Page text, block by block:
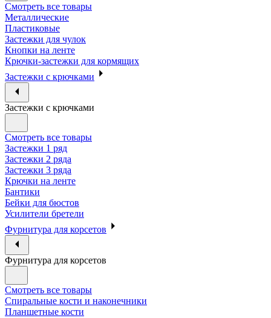
Смотреть все товары
Металлические
Пластиковые
Застежки для чулок
Кнопки на ленте
Крючки-застежки для кормящих
Застежки с крючками
Застежки с крючками
Смотреть все товары
Застежки 1 ряд
Застежки 2 ряда
Застежки 3 ряда
Крючки на ленте
Бантики
Бейки для бюстов
Усилители бретели
Фурнитура для корсетов
Фурнитура для корсетов
Смотреть все товары
Спиральные кости и наконечники
Планшетные кости